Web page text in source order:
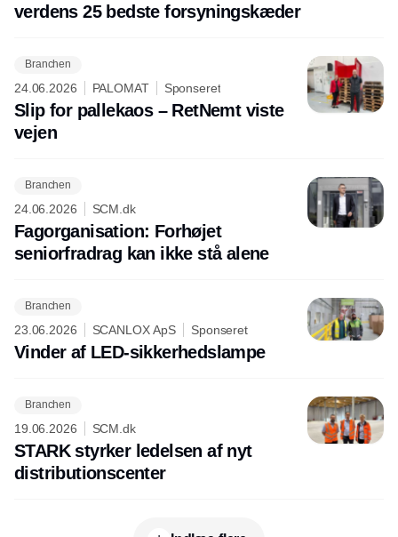
verdens 25 bedste forsyningskæder
Branchen
24.06.2026 PALOMAT Sponseret
Slip for pallekaos – RetNemt viste
vejen
Branchen
24.06.2026 SCM.dk
Fagorganisation: Forhøjet
seniorfradrag kan ikke stå alene
Branchen
23.06.2026 SCANLOX ApS Sponseret
Vinder af LED-sikkerhedslampe
Branchen
19.06.2026 SCM.dk
STARK styrker ledelsen af nyt
distributionscenter